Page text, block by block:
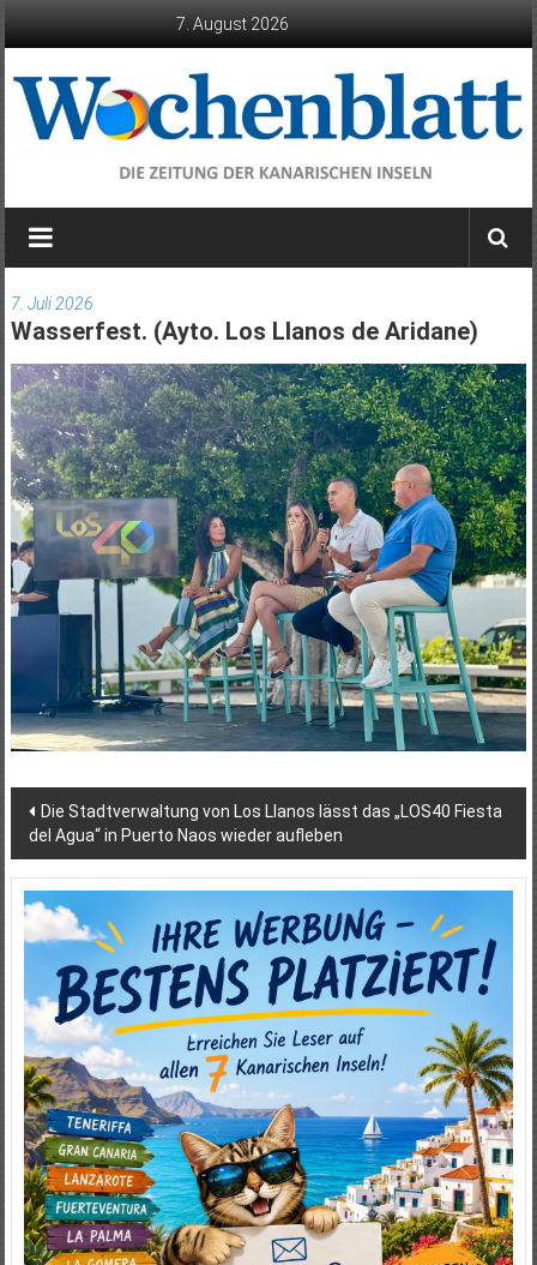
7. August 2026
Wochenblatt
die
der
Kanarischen
Inseln
7. Juli 2026
Wasserfest. (Ayto. Los Llanos de Aridane)
Beitragsnavigation
Die Stadtverwaltung von Los Llanos lässt das „LOS40 Fiesta
del Agua“ in Puerto Naos wieder aufleben